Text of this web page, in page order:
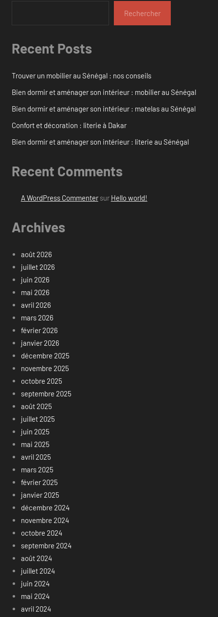
Rechercher
Recent Posts
Trouver un mobilier au Sénégal : nos conseils
Bien dormir et aménager son intérieur : mobilier au Sénégal
Bien dormir et aménager son intérieur : matelas au Sénégal
Confort et décoration : literie à Dakar
Bien dormir et aménager son intérieur : literie au Sénégal
Recent Comments
A WordPress Commentersur Hello world!
Archives
août 2026
juillet 2026
juin 2026
mai 2026
avril 2026
mars 2026
février 2026
janvier 2026
décembre 2025
novembre 2025
octobre 2025
septembre 2025
août 2025
juillet 2025
juin 2025
mai 2025
avril 2025
mars 2025
février 2025
janvier 2025
décembre 2024
novembre 2024
octobre 2024
septembre 2024
août 2024
juillet 2024
juin 2024
mai 2024
avril 2024